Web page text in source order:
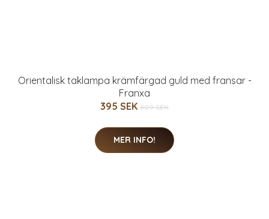
Orientalisk taklampa krämfärgad guld med fransar -
Franxa
395 SEK 809 SEK
MER INFO!